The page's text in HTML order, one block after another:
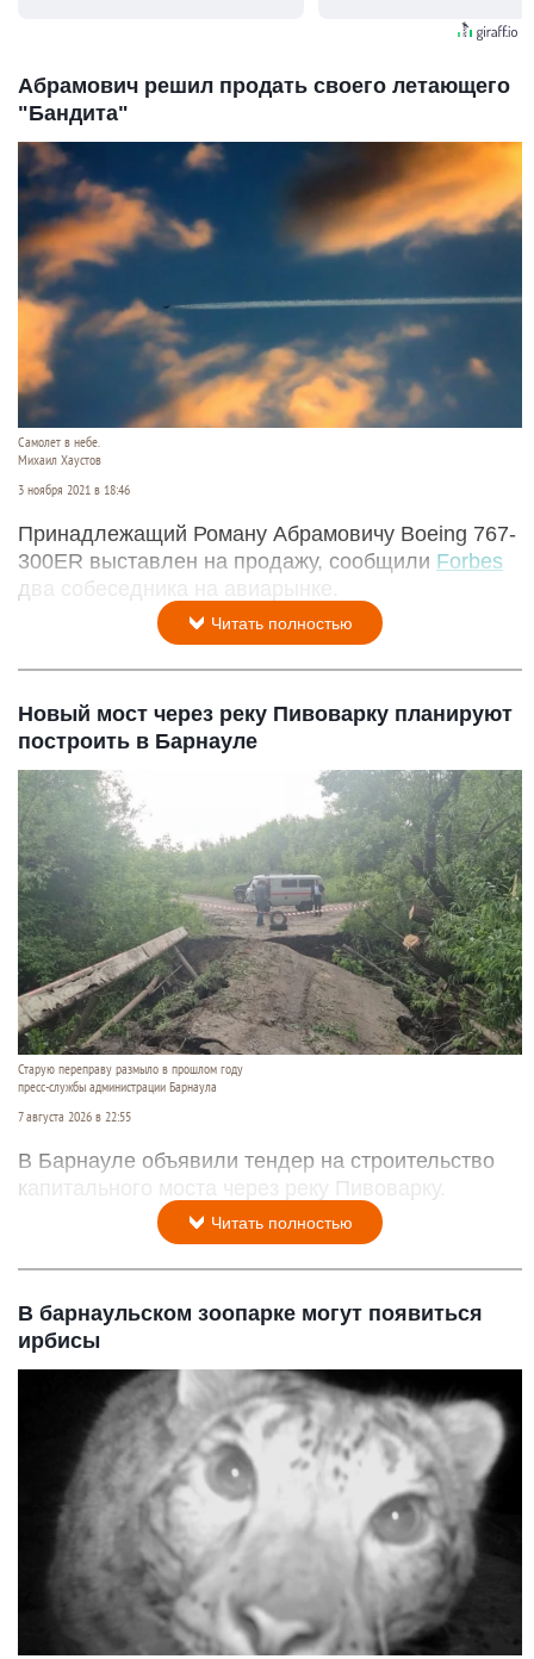
Абрамович решил продать своего летающего
"Бандита"
Самолет в небе.
Михаил Хаустов
3 ноября 2021 в 18:46
Принадлежащий Роману Абрамовичу Boeing 767-
300ER выставлен на продажу, сообщили Forbes
два собеседника на авиарынке.
Читать полностью
Новый мост через реку Пивоварку планируют
построить в Барнауле
Старую переправу размыло в прошлом году
пресс-службы администрации Барнаула
7 августа 2026 в 22:55
В Барнауле объявили тендер на строительство
капитального моста через реку Пивоварку.
Читать полностью
В барнаульском зоопарке могут появиться
ирбисы